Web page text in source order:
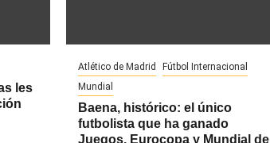
les
Atlético de Madrid
Fútbol Internacional
Mundial
Baena, histórico: el único
futbolista que ha ganado
Juegos, Eurocopa y Mundial de